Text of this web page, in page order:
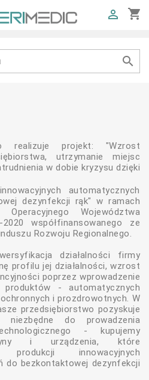
shopping_cart


realizuje projekt: "Wzrost
utrzymanie miejsc
w dobie kryzysu dzięki
automatycznych
dezynfekcji rąk" w ramach
Operacyjnego Województwa
współfinansowanego ze
Rozwoju Regionalnego.
działalności firmy
profilu jej działalności, wzrost
poprzez wprowadzenie
produktów - automatycznych
i prozdrowotnych. W
przedsiębiorstwo pozyskuje
niezbędne do prowadzenia
- kupujemy
i urządzenia, które
innowacyjnych
do bezkontaktowej dezynfekcji